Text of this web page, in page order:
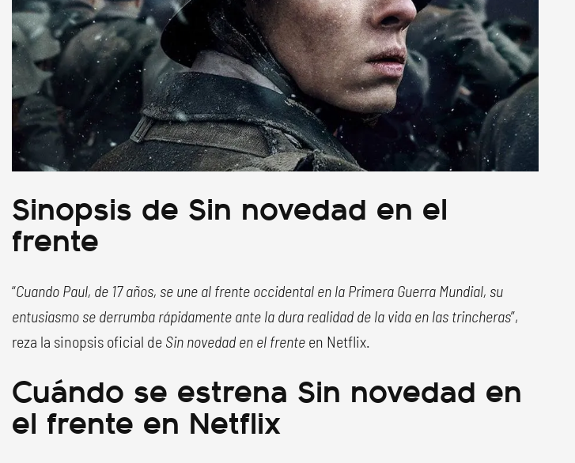
Sinopsis de Sin novedad en el
frente
“Cuando Paul, de 17 años, se une al frente occidental en la Primera Guerra Mundial, su
entusiasmo se derrumba rápidamente ante la dura realidad de la vida en las trincheras”,
reza la sinopsis oficial de Sin novedad en el frente en Netflix.
Cuándo se estrena Sin novedad en
el frente en Netflix